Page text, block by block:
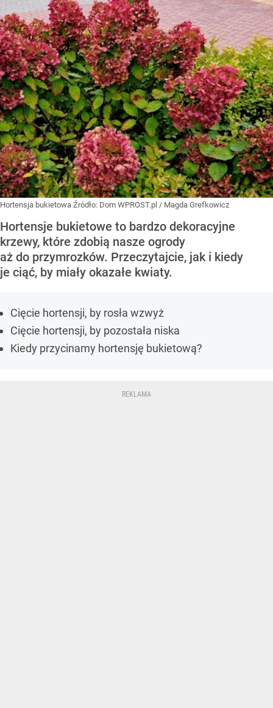
Hortensja bukietowa Źródło: Dom WPROST.pl / Magda Grefkowicz
Hortensje bukietowe to bardzo dekoracyjne
krzewy, które zdobią nasze ogrody
aż do przymrozków. Przeczytajcie, jak i kiedy
je ciąć, by miały okazałe kwiaty.
Cięcie hortensji, by rosła wzwyż
Cięcie hortensji, by pozostała niska
Kiedy przycinamy hortensję bukietową?